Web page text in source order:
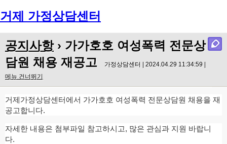
거제 가정상담센터
Menu
공지사항› 가가호호 여성폭력 전문상
담원 채용 재공고
가정상담센터 | 2024.04.29 11:34:59 |
메뉴 건너뛰기
거제가정상담센터에서 가가호호 여성폭력 전문상담원 채용을 재
공고합니다.
자세한 내용은 첨부파일 참고하시고, 많은 관심과 지원 바랍니
다.